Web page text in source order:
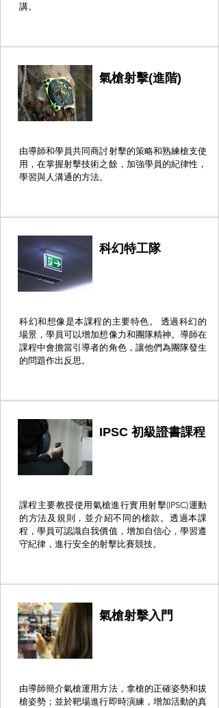
講。
氣槍射擊(進階)
由導師和學員共同商討射擊的策略和熟練槍支使
用，在掌握射擊技術之餘，加強學員的紀律性，
學習與人溝通的方法。
科幻特工隊
科幻和想像是本課程的主要特色。 透過科幻的
場景，學員可以增加想像力和團隊精神。導師在
課程中會擔當引導者的角色，讓他們為團隊發生
的問題作出反思。
IPSC 初級證書課程
課程主要教授使用氣槍進行實用射擊(IPSC)運動
的方法及規則，並介紹不同的槍款。透過本課
程，學員可認識自我價值，增加自信心，學習遵
守紀律，進行安全的射擊比賽競技。
氣槍射擊入門
由導師簡介氣槍運用方法，拿槍的正確姿勢和拔
槍姿勢；並於靶場進行即時演練，增加活動的真